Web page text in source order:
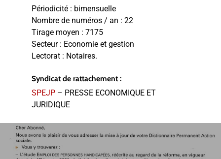
Périodicité : bimensuelle
Nombre de numéros / an : 22
Tirage moyen : 7175
Secteur : Economie et gestion
Lectorat : Notaires.
Syndicat de rattachement :
SPEJP – PRESSE ECONOMIQUE ET
JURIDIQUE